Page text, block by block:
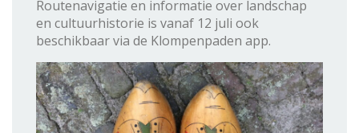
Routenavigatie en informatie over landschap
en cultuurhistorie is vanaf 12 juli ook
beschikbaar via de Klompenpaden app.